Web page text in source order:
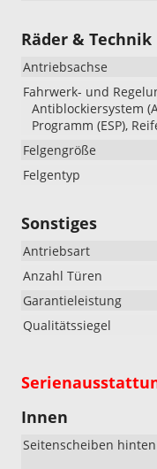
Räder & Technik
Antriebsachse
Fahrwerk- und
Antiblockiersystem
Programm (ESP),
Felgengröße
Felgentyp
Sonstiges
Antriebsart
Anzahl Türen
Garantieleistung
Qualitätssiegel
Innen
Seitenscheiben